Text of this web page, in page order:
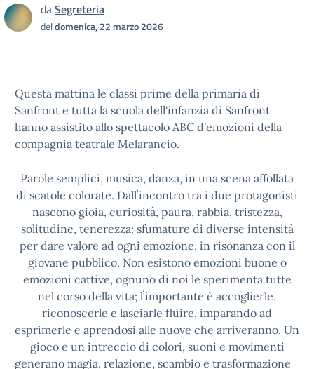
daSegreteria
deldomenica, 22 marzo 2026
Questa mattina le classi prime della primaria di
Sanfront e tutta la scuola dell'infanzia di Sanfront
hanno assistito allo spettacolo ABC d'emozioni della
compagnia teatrale Melarancio.
Parole semplici, musica, danza, in una scena affollata
di scatole colorate. Dallʼincontro tra i due protagonisti
nascono gioia, curiosità, paura, rabbia, tristezza,
solitudine, tenerezza: sfumature di diverse intensità
per dare valore ad ogni emozione, in risonanza con il
giovane pubblico. Non esistono emozioni buone o
emozioni cattive, ognuno di noi le sperimenta tutte
nel corso della vita; lʼimportante è accoglierle,
riconoscerle e lasciarle fluire, imparando ad
esprimerle e aprendosi alle nuove che arriveranno. Un
gioco e un intreccio di colori, suoni e movimenti
generano magia, relazione, scambio e trasformazione